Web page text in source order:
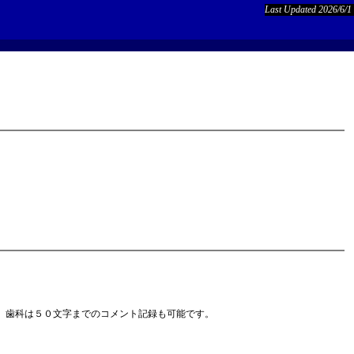
Last Updated 2026/6/1
科は５０文字までのコメント記録も可能です。